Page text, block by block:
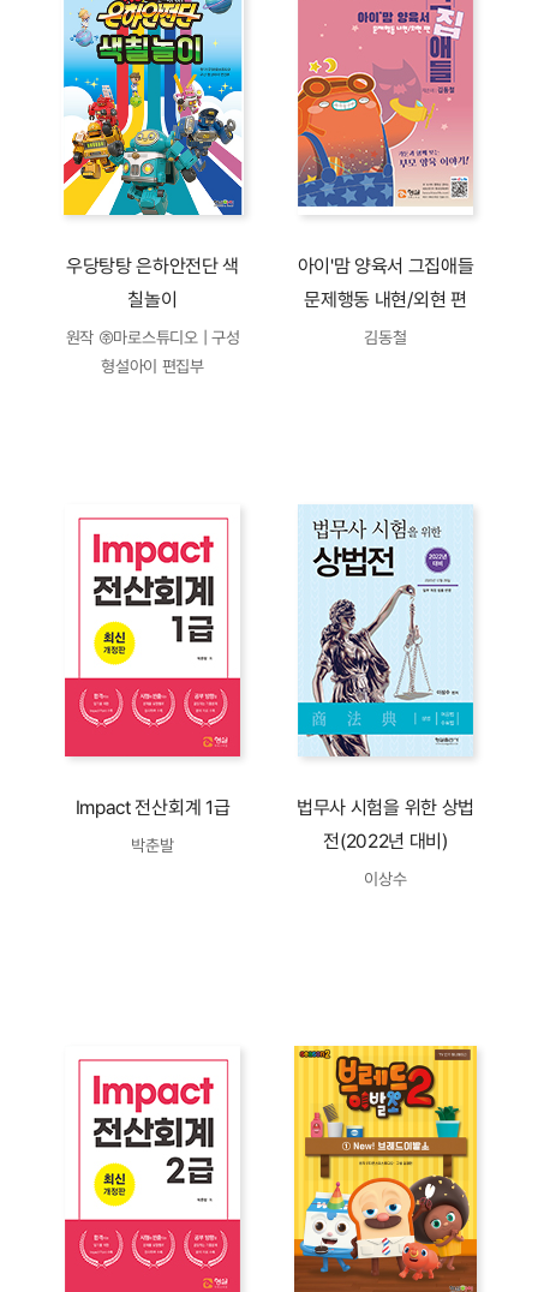
우당탕탕 은하안전단 색
칠놀이
원작 ㈜마로스튜디오 | 구성
형설아이 편집부
아이'맘 양육서 그집애들
문제행동 내현/외현 편
김동철
Impact 전산회계 1급
박춘발
법무사 시험을 위한 상법
전(2022년 대비)
이상수